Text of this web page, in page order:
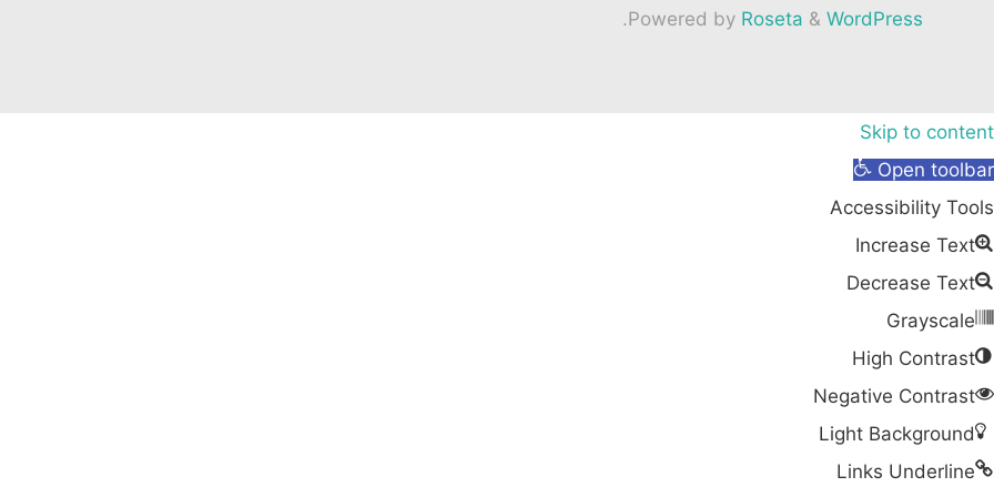
גן" Powered byRoseta & WordPress
.
Skip to content
Open toolbar
Accessibility Tools
Increase Text
Decrease Text
Grayscale
High Contrast
Negative Contrast
Light Background
Links Underline